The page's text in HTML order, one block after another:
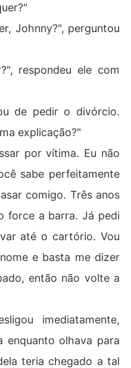
Johnny?", perguntou
respondeu ele com
de pedir o divórcio.
explicação?"
por vítima. Eu não
sabe perfeitamente
comigo. Três anos
force a barra. Já pedi
até o cartório. Vou
e basta me dizer
então não volte a
imediatamente,
enquanto olhava para
teria chegado a tal